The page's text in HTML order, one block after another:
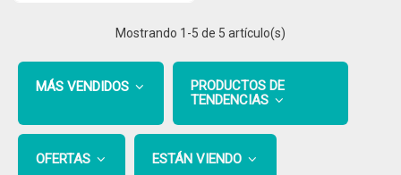
Mostrando 1 -5 de 5 artículo(s)
MÁS VENDIDOS
PRODUCTOS DE
TENDENCIAS
OFERTAS ESTÁN VIENDO